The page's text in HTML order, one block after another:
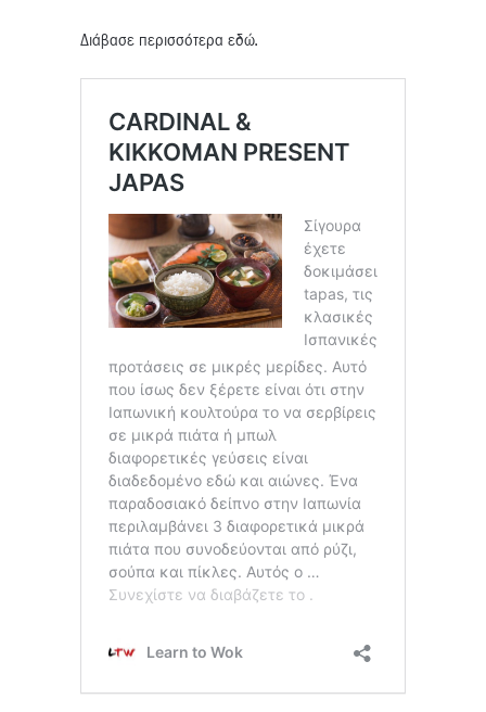
Διάβασε περισσότερα εδώ.